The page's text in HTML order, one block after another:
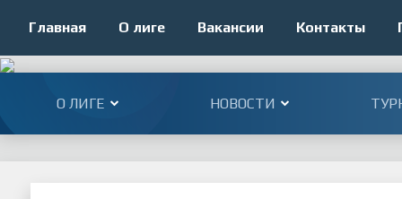
Главная О лиге Вакансии Контакты
О ЛИГЕ НОВОСТИ